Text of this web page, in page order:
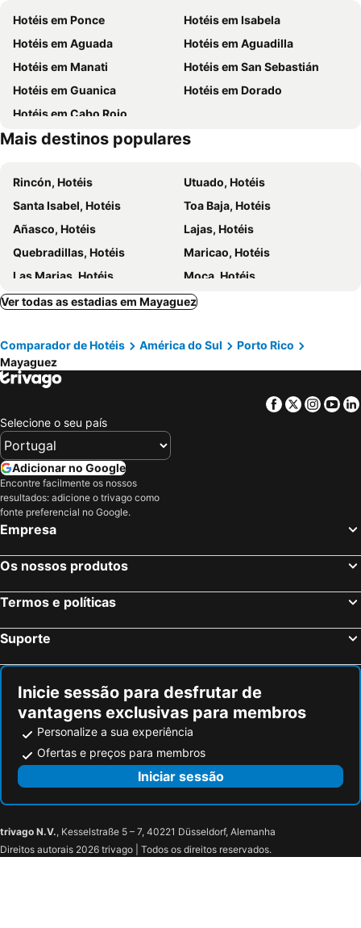
Hotéis em Ponce
Hotéis em Isabela
Hotéis em Aguada
Hotéis em Aguadilla
Hotéis em Manati
Hotéis em San Sebastián
Hotéis em Guanica
Hotéis em Dorado
Hotéis em Cabo Rojo
Mais destinos populares
Rincón, Hotéis
Utuado, Hotéis
Santa Isabel, Hotéis
Toa Baja, Hotéis
Añasco, Hotéis
Lajas, Hotéis
Quebradillas, Hotéis
Maricao, Hotéis
Las Marias, Hotéis
Moca, Hotéis
Lares, Hotéis
Yauco, Hotéis
Carolina, Hotéis
Ponce, Hotéis
Isabela, Hotéis
Aguada, Hotéis
Rio Grande, Hotéis
Aguadilla, Hotéis
Ver todas as estadias em Mayaguez
Comparador de Hotéis América do Sul
Porto Rico
Mayaguez
Facebook
Twitter
Selecione o seu país
Adicionar no Google
Encontre facilmente os nossos
resultados: adicione o trivago como
fonte preferencial no Google.
Empresa
Os nossos produtos
Termos e políticas
Suporte
Inicie sessão para desfrutar de
vantagens exclusivas para membros
Personalize a sua experiência
Ofertas e preços para membros
Iniciar sessão
trivago N.V., Kesselstraße 5 – 7, 40221 Düsseldorf, Alemanha
Direitos autorais 2026 trivago | Todos os direitos reservados.